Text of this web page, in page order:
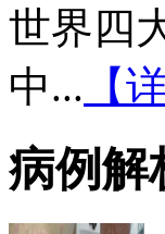
世界四
中... 【
病例解